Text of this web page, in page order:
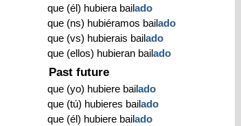
que (él) hubiera bailado
que (ns) hubiéramos bailado
que (vs) hubierais bailado
que (ellos) hubieran bailado
Past future
que (yo) hubiere bailado
que (tú) hubieres bailado
que (él) hubiere bailado